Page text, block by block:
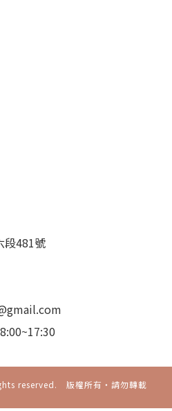
段481號
reserved. 版權所有‧請勿轉載